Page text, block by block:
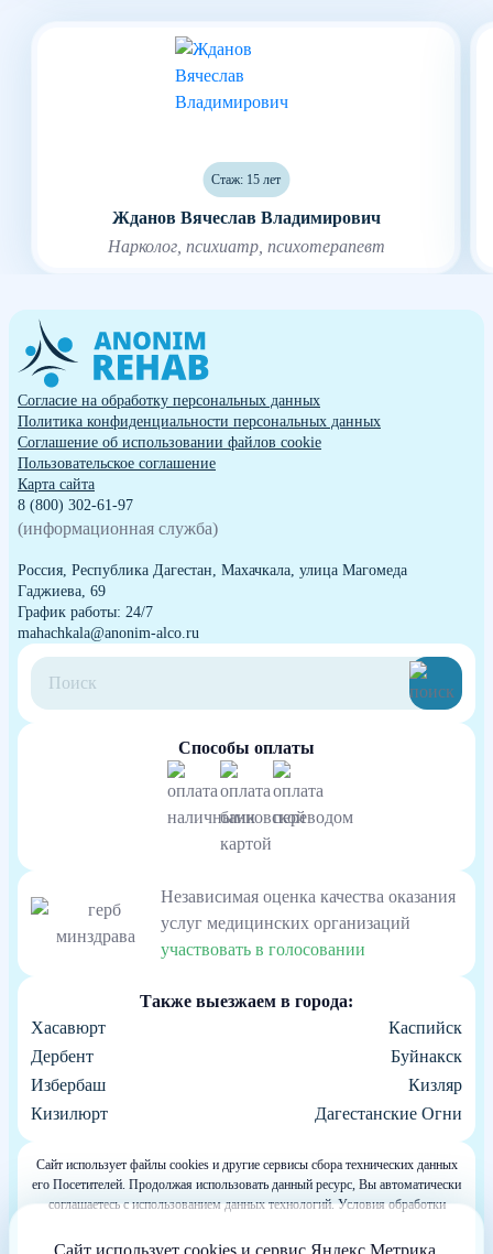
Стаж: 15 лет
Жданов Вячеслав Владимирович
Нарколог, психиатр, психотерапевт
Согласие на обработку персональных данных
Политика конфиденциальности персональных данных
Cоглашение об использовании файлов cookie
Пользовательское соглашение
Карта сайта
8 (800) 302-61-97
(информационная служба)
Россия, Республика Дагестан, Махачкала, улица Магомеда
Гаджиева, 69
График работы: 24/7
mahachkala@anonim-alco.ru
Способы оплаты
Независимая оценка качества оказания
услуг медицинских организаций
участвовать в голосовании
Также выезжаем в города:
Хасавюрт
Каспийск
Дербент
Буйнакск
Избербаш
Кизляр
Кизилюрт
Дагестанские Огни
Сайт использует файлы cookies и другие сервисы сбора технических данных
его Посетителей. Продолжая использовать данный ресурс, Вы автоматически
соглашаетесь с использованием данных технологий. Условия обработки
согласны с подобными условиями, просим покинуть наш Сайт.
Сайт использует cookies и сервис Яндекс.Метрика.